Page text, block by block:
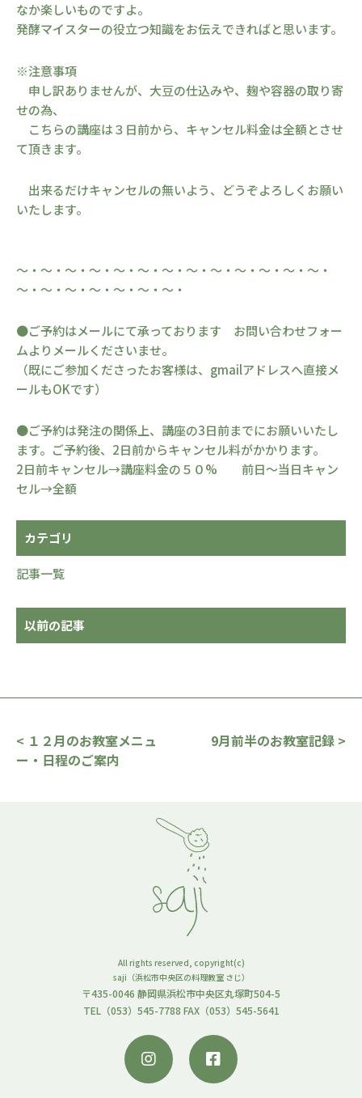
なか楽しいものですよ。
発酵マイスターの役立つ知識をお伝えできればと思います。
※注意事項
申し訳ありませんが、大豆の仕込みや、麹や容器の取り寄
せの為、
こちらの講座は３日前から、キャンセル料金は全額とさせ
て頂きます。
出来るだけキャンセルの無いよう、どうぞよろしくお願い
いたします。
～・～・～・～・～・～・～・～・～・～・～・～・～・
～・～・～・～・～・～・～・
●ご予約はメールにて承っております お問い合わせフォー
ムよりメールくださいませ。
（既にご参加くださったお客様は、gmailアドレスへ直接メ
ールもOKです）
●ご予約は発注の関係上、講座の3日前までにお願いいたし
ます。ご予約後、2日前からキャンセル料がかかります。
2日前キャンセル→講座料金の５０% 前日〜当日キャン
セル→全額
カテゴリ
記事一覧
以前の記事
< １２月のお教室メニュ
ー・日程のご案内
9月前半のお教室記録 >
All rights reserved, copyright(c)
saji（浜松市中央区の料理教室 さじ）
〒435-0046 静岡県浜松市中央区丸塚町504-5
TEL（053）545-7788 FAX（053）545-5641